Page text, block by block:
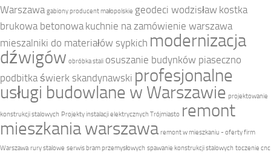
Warszawa gabiony producent małopolskie geodeci wodzisław kostka
brukowa betonowa kuchnie na zamówienie warszawa
mieszalniki do materiałów sypkich modernizacja
dźwigów obróbka stali osuszanie budynków piaseczno
podbitka świerk skandynawski profesjonalne
usługi budowlane w Warszawie projektowanie
konstrukcji stalowych Projekty instalacji elektrycznych Trójmiasto remont
mieszkania warszawa remont w mieszkaniu - oferty firm
Warszawa rury stalowe serwis bram przemysłowych spawanie konstrukcji stalowych toczenie cnc